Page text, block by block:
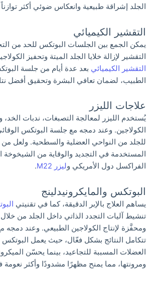
الجلد إشراقة طبيعية وانعكاس ضوئي أكثر
التقشير الكيميائي
يمكن الجمع بين الجلسات البوتكس للحد من
التقشير لإزالة خلايا الجلد الميتة وتحفيز
التقشير الكيميائي بعد عدة أيام من جلسة
الطبيب، لضمان تعافي البشرة وتحقيق أفضل
علاجات الليزر
يُستخدم الليزر لمعالجة التصبغات، ندبات الخد،
الكولاجين. وعند دمجه مع جلسة البوتكس
للجلد من النواحي العضلية والسطحية. ولعل من
المستخدمة في التجديد والوقاية من الشيخوخة
الفراكسل دول الأمريكي وليزر M22 .
البوتكس والمايكرونيدلينج
يساهم العلاج بالإبر الدقيقة، كما في تقنيتي
تنشيط آليات التجدد الذاتي داخل الجلد من
ومحفَّزة لإنتاج الكولاجين الطبيعي. وعند دمجه
تتكامل النتائج بشكل فعّال، حيث يعمل
العضلات المسببة للتجاعيد، بينما يحسّن
ومرونتها، مما يمنح مظهرًا مشدودًا وأكثر